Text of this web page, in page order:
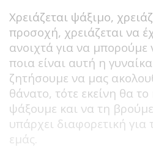
Χρειάζεται ψάξιμο,
προσοχή, χρειάζεται να
ανοιχτά για να
ποια είναι αυτή η
ζητήσουμε να μας
θάνατο, τότε εκείνη θα το
ψάξουμε και να τη
υπάρχει διαφορετική
εμάς.